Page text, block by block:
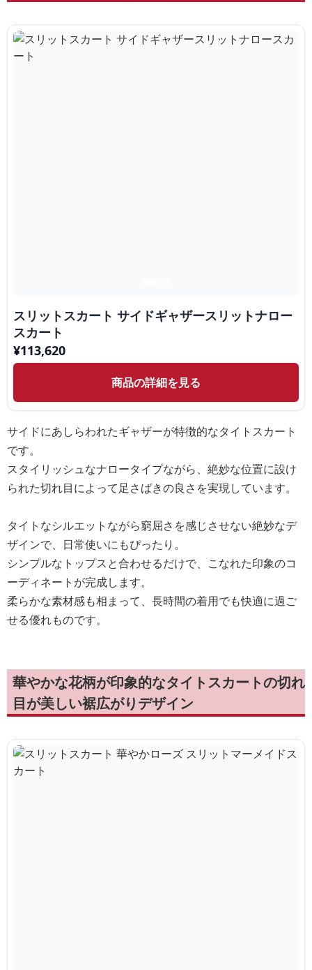
スリットスカート サイドギャザースリットナロー
スカート
¥113,620
商品の詳細を見る
サイドにあしらわれたギャザーが特徴的なタイトスカート
です。
スタイリッシュなナロータイプながら、絶妙な位置に設け
られた切れ目によって足さばきの良さを実現しています。
タイトなシルエットながら窮屈さを感じさせない絶妙なデ
ザインで、日常使いにもぴったり。
シンプルなトップスと合わせるだけで、こなれた印象のコ
ーディネートが完成します。
柔らかな素材感も相まって、長時間の着用でも快適に過ご
せる優れものです。
華やかな花柄が印象的なタイトスカートの切れ
目が美しい裾広がりデザイン